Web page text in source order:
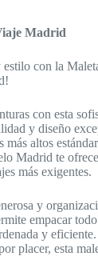
Madrid
estilo con la
con esta
y diseño
altos
Madrid te
más exigentes.
y
empacar
y
placer, esta